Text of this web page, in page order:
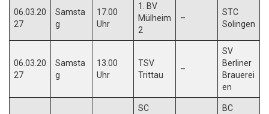
06.03.20
27
Samsta
g
17.00
Uhr
1. BV
Mülheim
2
–
STC
Solingen
06.03.20
27
Samsta
g
13.00
Uhr
TSV
Trittau
–
SV
Berliner
Brauerei
en
SC
BC